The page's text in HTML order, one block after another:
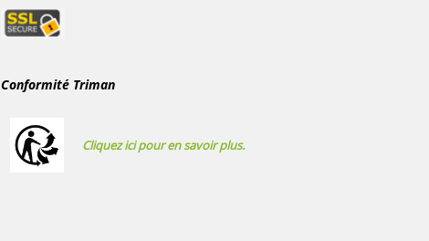
Conformité Triman
Cliquez ici pour en savoir plus.